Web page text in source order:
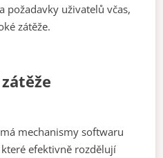
požadavky uživatelů včas,
zátěže.
mechanismy softwaru
efektivně rozdělují